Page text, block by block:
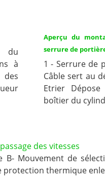
du
à
Aperçu du
serrure de
1 - Serrure de
Câble sert au
Etrier
boîtier du
des vitesses
B- Mouvement de
protection thermique